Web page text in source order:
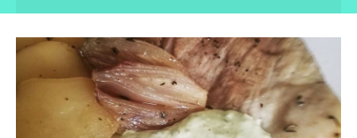
Inicio
Blog
Una Buena Descripción
Information in English Languaje